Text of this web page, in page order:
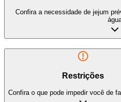
Confira a necessidade de jejum
Restrições
Confira o que pode impedir você de